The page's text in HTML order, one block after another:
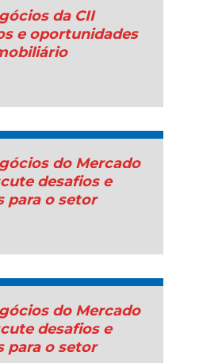
da CII
e oportunidades
do Mercado
desafios e
para o setor
do Mercado
desafios e
para o setor